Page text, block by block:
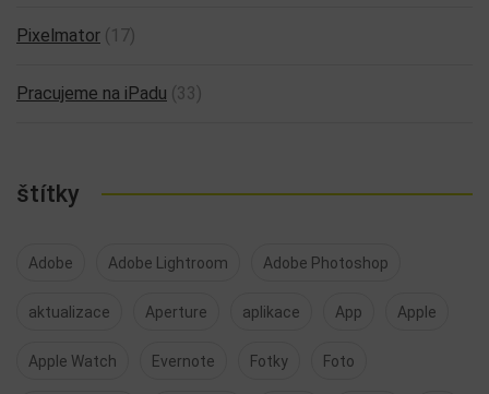
Pixelmator (17)
Pracujeme na iPadu (33)
štítky
Adobe Adobe Lightroom Adobe Photoshop
aktualizace Aperture aplikace App Apple
Apple Watch Evernote Fotky Foto